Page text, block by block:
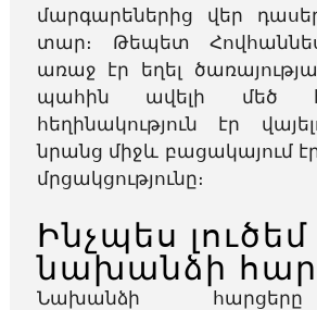
մարգարեներից վեր
տար։ Թեպետ
առաջ էր եղել
պահին ավելի մեծ
հեղինակություն էր
նրանց միջև բացակայում
մրցակցությունը։
Ինչպես լուծեմ
նախանձի
Նախանձի հարցերը